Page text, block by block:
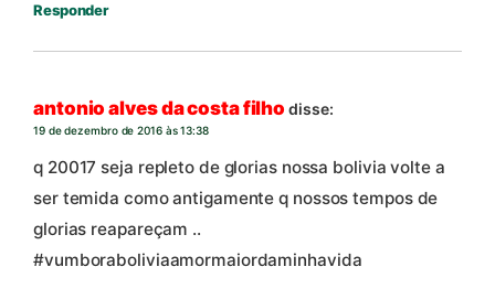
Responder
antonio alves da costa filho disse:
19 de dezembro de 2016 às 13:38
q 20017 seja repleto de glorias nossa bolivia volte a
ser temida como antigamente q nossos tempos de
glorias reapareçam ..
#vumboraboliviaamormaiordaminhavida